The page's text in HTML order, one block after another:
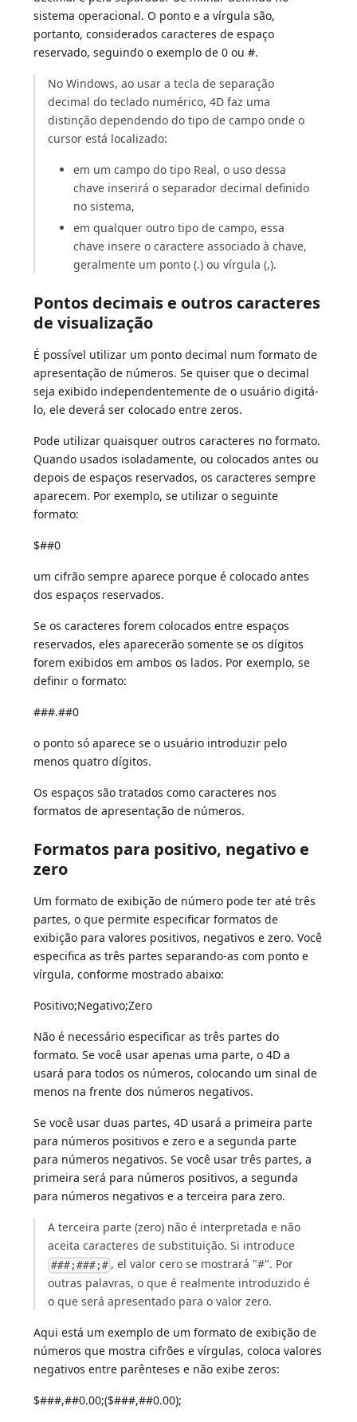
sistema operacional. O ponto e a vírgula são,
portanto, considerados caracteres de espaço
reservado, seguindo o exemplo de 0 ou #.
No Windows, ao usar a tecla de separação
decimal do teclado numérico, 4D faz uma
distinção dependendo do tipo de campo onde o
cursor está localizado:
em um campo do tipo Real, o uso dessa
chave inserirá o separador decimal definido
no sistema,
em qualquer outro tipo de campo, essa
chave insere o caractere associado à chave,
geralmente um ponto (.) ou vírgula (,).
Pontos decimais e outros caracteres
de visualização
É possível utilizar um ponto decimal num formato de
apresentação de números. Se quiser que o decimal
seja exibido independentemente de o usuário digitá-
lo, ele deverá ser colocado entre zeros.
Pode utilizar quaisquer outros caracteres no formato.
Quando usados isoladamente, ou colocados antes ou
depois de espaços reservados, os caracteres sempre
aparecem. Por exemplo, se utilizar o seguinte
formato:
$##0
um cifrão sempre aparece porque é colocado antes
dos espaços reservados.
Se os caracteres forem colocados entre espaços
reservados, eles aparecerão somente se os dígitos
forem exibidos em ambos os lados. Por exemplo, se
definir o formato:
###.##0
o ponto só aparece se o usuário introduzir pelo
menos quatro dígitos.
Os espaços são tratados como caracteres nos
formatos de apresentação de números.
Formatos para positivo, negativo e
zero
Um formato de exibição de número pode ter até três
partes, o que permite especificar formatos de
exibição para valores positivos, negativos e zero. Você
especifica as três partes separando-as com ponto e
vírgula, conforme mostrado abaixo:
Positivo;Negativo;Zero
Não é necessário especificar as três partes do
formato. Se você usar apenas uma parte, o 4D a
usará para todos os números, colocando um sinal de
menos na frente dos números negativos.
Se você usar duas partes, 4D usará a primeira parte
para números positivos e zero e a segunda parte
para números negativos. Se você usar três partes, a
primeira será para números positivos, a segunda
para números negativos e a terceira para zero.
A terceira parte (zero) não é interpretada e não
aceita caracteres de substituição. Si introduce
###;###;# , el valor cero se mostrará "#". Por
outras palavras, o que é realmente introduzido é
o que será apresentado para o valor zero.
Aqui está um exemplo de um formato de exibição de
números que mostra cifrões e vírgulas, coloca valores
negativos entre parênteses e não exibe zeros:
$###,##0.00;($###,##0.00);